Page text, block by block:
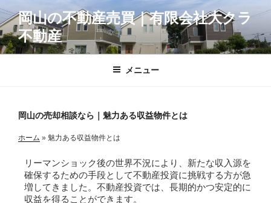
コ
ン
テ
ン
岡山の不動産売買｜有限会社大クラ
不動産
メニュー
岡山の売却相談なら｜魅力ある収益物件とは
ホーム » 魅力ある収益物件とは
リーマンショック後の世界不況により、新たな収入源を
確保するための手段として不動産投資に挑戦する方が急
増してきました。不動産投資では、長期的かつ安定的に
収益を得ることができます。